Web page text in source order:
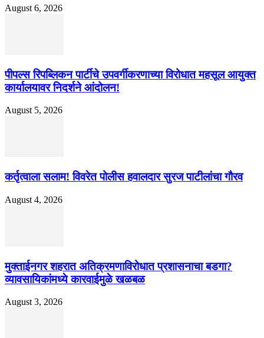
August 6, 2026
पीपल्स रिपब्लिकन पार्टीचे उपवर्गीकरणाच्या विरोधात महसूल आयुक्त
कार्यालयावर निदर्शने आंदोलन!
August 5, 2026
कर्तृत्वाला सलाम! विवरेत पोलीस हवालदार सुरज पाटीलांचा गौरव
August 4, 2026
मुक्ताईनगर शहरात अतिक्रमणाविरोधात प्रशासनाचा बडगा?
व्यावसायिकांमध्ये कारवाईमुळे खळबळ
August 3, 2026